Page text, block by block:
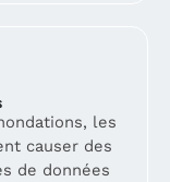
les
causer des
de données